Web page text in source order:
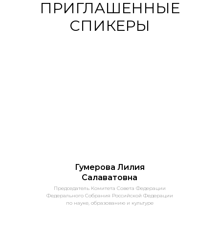
ПРИГЛАШЕННЫЕ
СПИКЕРЫ
Гумерова Лилия
Салаватовна
Председатель Комитета Совета Федерации
Федерального Собрания Российской Федерации
по науке, образованию и культуре